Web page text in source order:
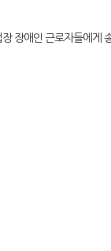
장애인 근로자들에게